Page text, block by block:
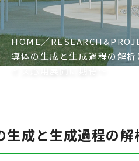
HOME
導体の生成と生成過程の解
成と生成過程の